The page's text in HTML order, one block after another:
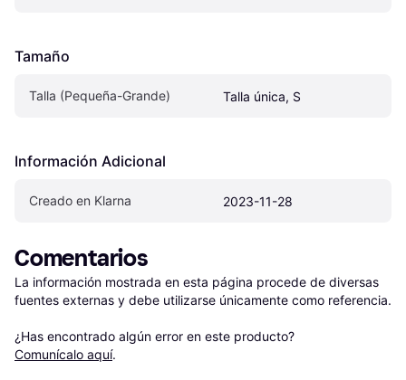
Tamaño
Talla (Pequeña-Grande) Talla única, S
Información Adicional
Creado en Klarna 2023-11-28
Comentarios
La información mostrada en esta página procede de diversas
fuentes externas y debe utilizarse únicamente como referencia.
¿Has encontrado algún error en este producto?
Comunícalo aquí.